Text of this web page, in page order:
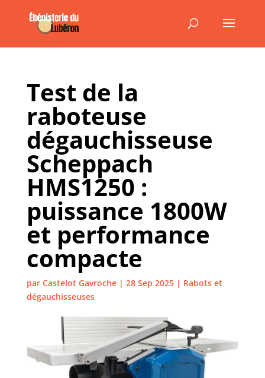
Test de la
raboteuse
dégauchisseuse
Scheppach
HMS1250 :
puissance 1800W
et performance
compacte
par Castelot Gavroche| 28 Sep 2025| Rabots et
dégauchisseuses